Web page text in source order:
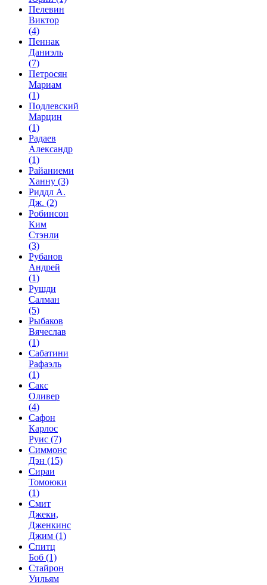
Пелевин
Виктор
(4)
Пеннак
Даниэль
(7)
Петросян
Мариам
(1)
Подлевский
Марцин
(1)
Радаев
Александр
(1)
Райаниеми
Ханну (3)
Риддл А.
Дж. (2)
Робинсон
Ким
Стэнли
(3)
Рубанов
Андрей
(1)
Рушди
Салман
(5)
Рыбаков
Вячеслав
(1)
Сабатини
Рафаэль
(1)
Сакс
Оливер
(4)
Сафон
Карлос
Руис (7)
Симмонс
Дэн (15)
Сираи
Томоюки
(1)
Смит
Джеки,
Дженкинс
Джим (1)
Спитц
Боб (1)
Стайрон
Уильям